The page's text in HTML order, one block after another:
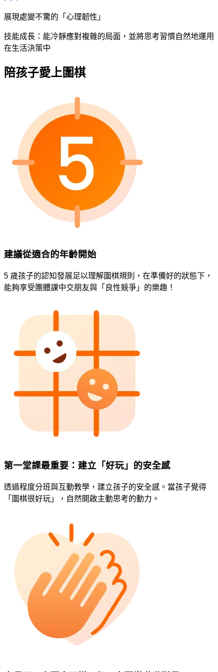
展現處變不驚的「心理韌性」
技能成長：能冷靜應對複雜的局面，並將思考習慣自然地運用
在生活決策中
陪孩子愛上圍棋
建議從適合的年齡開始
5 歲孩子的認知發展足以理解圍棋規則，在準備好的狀態下，
能夠享受團體課中交朋友與「良性競爭」的樂趣！
第一堂課最重要：建立「好玩」的安全感
透過程度分班與互動教學，建立孩子的安全感。當孩子覺得
「圍棋很好玩」，自然開啟主動思考的動力。